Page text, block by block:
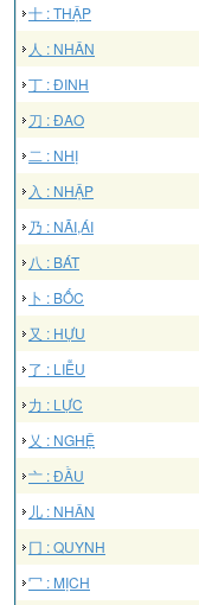
十 : THẬP
人 : NHÂN
丁 : ĐINH
刀 : ĐAO
二 : NHỊ
入 : NHẬP
乃 : NÃI,ÁI
八 : BÁT
卜 : BỐC
又 : HỰU
了 : LIỄU
力 : LỰC
乂 : NGHỆ
亠 : ĐẦU
儿 : NHÂN
冂 : QUYNH
冖 : MỊCH